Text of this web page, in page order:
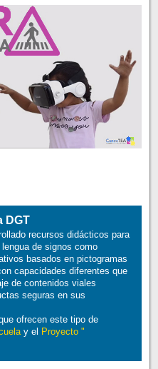
DGT
recursos didácticos para
de signos como
basados en pictogramas
capacidades diferentes que
de contenidos viales
seguras en sus
ofrecen este tipo de
y el Proyecto "